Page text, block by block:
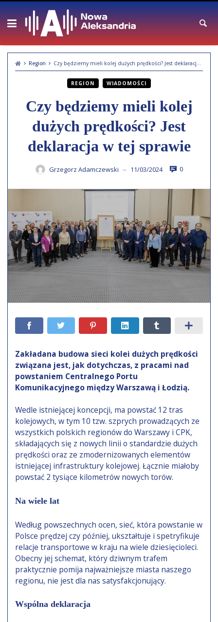
Skip
content
Region Czy będziemy mieli kolej dużych prędkości? Jest deklaracja w tej sprawie
REGION WIADOMOŚCI
Czy będziemy mieli kolej
dużych prędkości? Jest
deklaracja w tej sprawie
Grzegorz Adamczewski — 11/03/2024 0
Zakładana budowa sieci kolei dużych prędkości
związana jest, jak dotychczas, z pracami nad
powstaniem Centralnego Portu
Komunikacyjnego między Warszawą i Łodzią.
Wedle istniejącej koncepcji, ma powstać 12 tras
kolejowych, w tym 10 tzw. szprych prowadzących ze
wszystkich polskich regionów do Warszawy i CPK,
składających się z nowych linii o standardzie dużych
prędkości oraz ze zmodernizowanych elementów
istniejącej infrastruktury kolejowej. Łącznie miałoby
powstać 2 tysiące kilometrów nowych torów.
Na wiele lat
Według powszechnych ocen, sieć, która powstanie w
Polsce prędzej czy później, ukształtuje i spetryfikuje
relacje transportowe w kraju na wiele dziesięcioleci.
Obecny jej schemat, który dziwnym trafem
praktycznie pomija najważniejsze miasta naszego
regionu, nie jest dla nas satysfakcjonujący.
Wspólna deklaracja